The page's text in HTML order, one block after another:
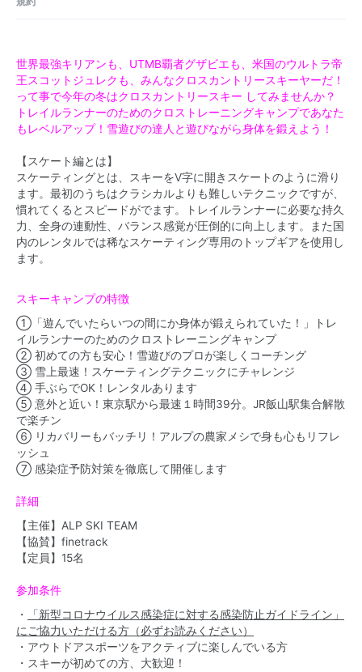
世界最強キリアンも、UTMB覇者グザビエも、米国のウルトラ帝
王スコットジュレクも、みんなクロスカントリースキーヤーだ！
って事で今年の冬はクロスカントリースキー してみませんか？
トレイルランナーのためのクロストレーニングキャンプであなた
もレベルアップ！雪遊びの達人と遊びながら身体を鍛えよう！
【スケート編とは】
スケーティングとは、スキーをV字に開きスケートのように滑り
ます。最初のうちはクラシカルよりも難しいテクニックですが、
慣れてくるとスピードがでます。トレイルランナーに必要な持久
力、全身の連動性、バランス感覚が圧倒的に向上します。また国
内のレンタルでは稀なスケーティング専用のトップギアを使用し
ます。
スキーキャンプの特徴
①「遊んでいたらいつの間にか身体が鍛えられていた！」トレ
イルランナーのためのクロストレーニングキャンプ
② 初めての方も安心！雪遊びのプロが楽しくコーチング
③ 雪上最速！スケーティングテクニックにチャレンジ
④ 手ぶらでOK！レンタルあります
⑤ 意外と近い！東京駅から最速１時間39分。JR飯山駅集合解散
で楽チン
⑥ リカバリーもバッチリ！アルプの農家メシで身も心もリフレ
ッシュ
⑦ 感染症予防対策を徹底して開催します
詳細
【主催】ALP SKI TEAM
【協賛】finetrack
【定員】15名
参加条件
・
「新型コロナウイルス感染症に対する感染防止ガイドライン」
にご協力いただける方（必ずお読みください）
・アウトドアスポーツをアクティブに楽しんでいる方
・スキーが初めての方、大歓迎！